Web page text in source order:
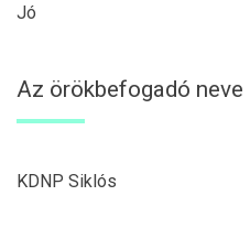
Jó
Az örökbefogadó neve
KDNP Siklós